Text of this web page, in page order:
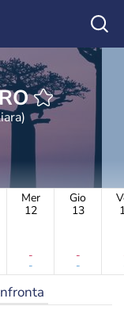
Mer
12
-
-
Gio
13
-
-